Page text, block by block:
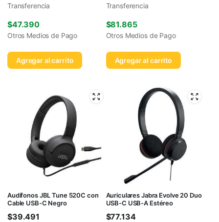
Transferencia
$47.390
Otros Medios de Pago
Agregar al carrito
Transferencia
$81.865
Otros Medios de Pago
Agregar al carrito
Audífonos JBL Tune 520C con
Cable USB-C Negro
$39.491
Auriculares Jabra Evolve 20 Duo
USB-C USB-A Estéreo
$77.134